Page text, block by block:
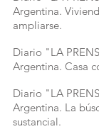
Argentina.
ampliarse.
Diario "LA
Argentina. Casa
Diario "LA
Argentina. La
sustancial.